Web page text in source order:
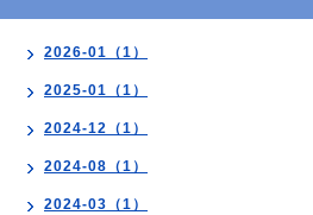
2026-01（1）
2025-01（1）
2024-12（1）
2024-08（1）
2024-03（1）